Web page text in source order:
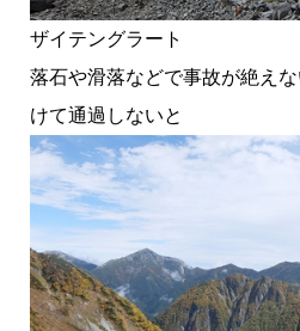
ザイテングラート
落石や滑落などで事故が絶え
けて通過しないと